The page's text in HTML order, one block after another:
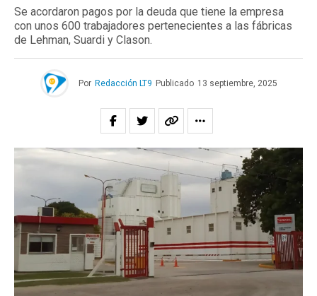
Se acordaron pagos por la deuda que tiene la empresa
con unos 600 trabajadores pertenecientes a las fábricas
de Lehman, Suardi y Clason.
Por Redacción LT9 Publicado 13 septiembre, 2025